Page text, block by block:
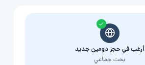
أرغب في حجز دومين جديد
بحث جماعي